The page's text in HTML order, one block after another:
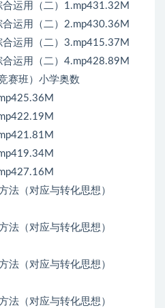
运用（二）1.mp431.32M
运用（二）2.mp430.36M
运用（二）3.mp415.37M
运用（二）4.mp428.89M
赛班）小学奥数
法（对应与转化思想）
法（对应与转化思想）
法（对应与转化思想）
法（对应与转化思想）